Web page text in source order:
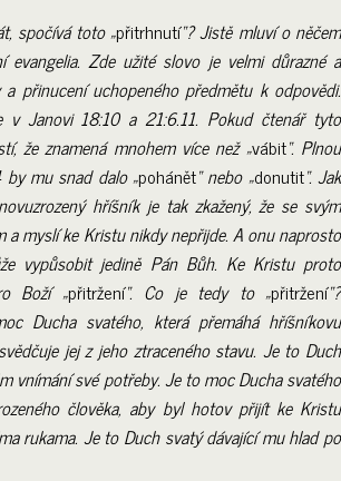
spočívá toto „přitrhnutí“? Jistě mluví o něčem
evangelia. Zde užité slovo je velmi důrazné a
a přinucení uchopeného předmětu k odpovědi.
v Janovi 18:10 a 21:6.11. Pokud čtenář tyto
že znamená mnohem více než „vábit“. Plnou
mu snad dalo „pohánět“ nebo „donutit“. Jak
hříšník je tak zkažený, že se svým
a myslí ke Kristu nikdy nepřijde. A onu naprosto
vypůsobit jedině Pán Bůh. Ke Kristu proto
Boží „přitržení“. Co je tedy to „přitržení“?
Ducha svatého, která přemáhá hříšníkovu
jej z jeho ztraceného stavu. Je to Duch
vnímání své potřeby. Je to moc Ducha svatého
člověka, aby byl hotov přijít ke Kristu
rukama. Je to Duch svatý dávající mu hlad po